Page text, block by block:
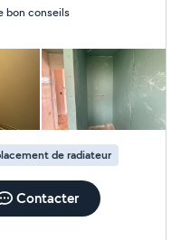
de chasse
bon conseils
de radiateur
Contacter